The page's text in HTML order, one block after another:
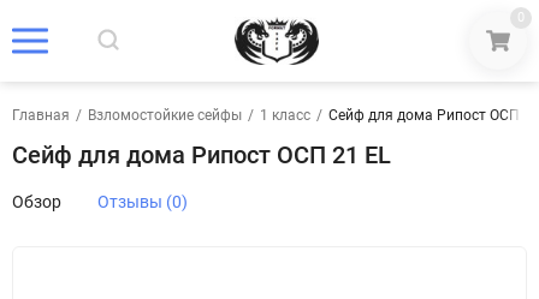
0
Главная / Взломостойкие сейфы / 1 класс / Сейф для дома Рипост ОСП
Сейф для дома Рипост ОСП 21 EL
Обзор Отзывы (0)